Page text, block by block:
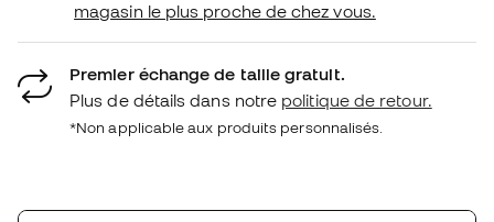
magasin le plus proche de chez vous.
Premier échange de taille gratuit.
Plus de détails dans notre politique de retour.
*Non applicable aux produits personnalisés.